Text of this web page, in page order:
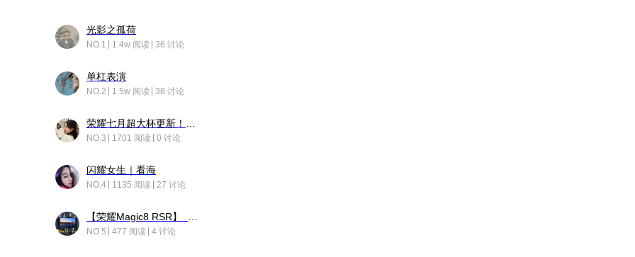
光影之孤荷
NO.1 1.4w 阅读 36 讨论
单杠表演
NO.2 1.5w 阅读 38 讨论
NO.3 1701 阅读 0 讨论
闪耀女生｜看海
NO.4 1135 阅读 27 讨论
NO.5 477 阅读 4 讨论